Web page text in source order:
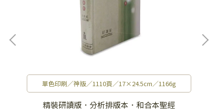
單色印刷／神版／1110頁／17×24.5cm／1166g
精裝研讀版．分析排版本．和合本聖經